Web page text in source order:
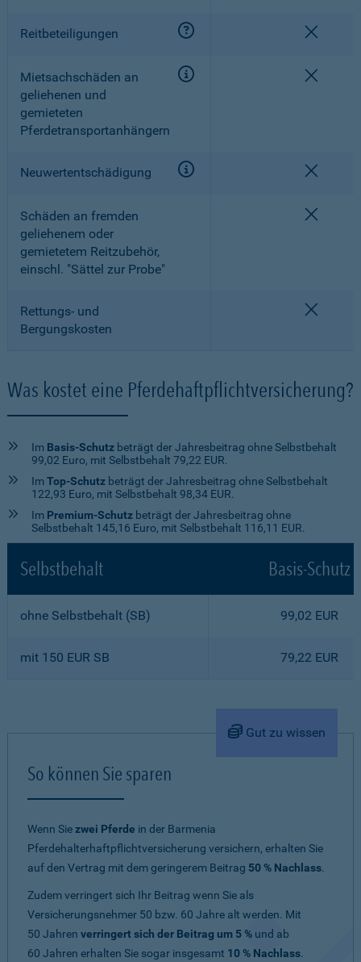
Reitbeteiligungen
Mietsachschäden an
geliehenen und
gemieteten
Pferdetransportanhängern
Neuwertentschädigung
Schäden an fremden
geliehenem oder
gemietetem Reitzubehör,
einschl. "Sättel zur Probe"
Rettungs- und
Bergungskosten
Was kostet eine Pferdehaftpflichtversicherung?
Im Basis-Schutz beträgt der Jahresbeitrag ohne Selbstbehalt
99,02 Euro, mit Selbstbehalt 79,22 EUR.
ImTop-Schutz beträgt der Jahresbeitrag ohne Selbstbehalt
122,93 Euro, mit Selbstbehalt 98,34 EUR.
Im Premium-Schutz beträgt der Jahresbeitrag ohne
Selbstbehalt 145,16 Euro, mit Selbstbehalt 116,11 EUR.
Selbstbehalt Basis-Schutz
ohne Selbstbehalt (SB) 99,02 EUR
mit 150 EUR SB 79,22 EUR
Gut zu wissen
So können Sie sparen
Wenn Siezwei Pferde in der Barmenia
Pferdehalterhaftpflichtversicherung versichern, erhalten Sie
auf den Vertrag mit dem geringerem Beitrag 50 % Nachlass.
Zudem verringert sich Ihr Beitrag wenn Sie als
Versicherungsnehmer 50 bzw. 60 Jahre alt werden. Mit
50 Jahren verringert sich der Beitrag um 5 % und ab
60 Jahren erhalten Sie sogar insgesamt 10 % Nachlass.